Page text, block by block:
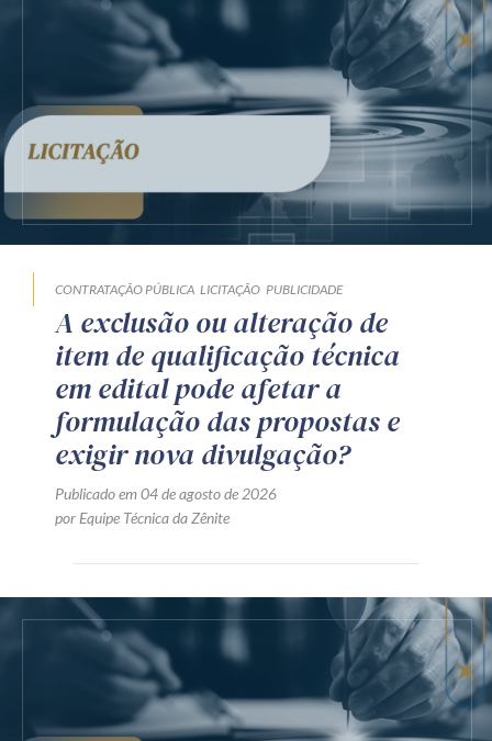
CONTRATAÇÃO PÚBLICA LICITAÇÃO PUBLICIDADE
A exclusão ou alteração de
item de qualificação técnica
em edital pode afetar a
formulação das propostas e
exigir nova divulgação?
Publicado em 04 de agosto de 2026
por Equipe Técnica da Zênite